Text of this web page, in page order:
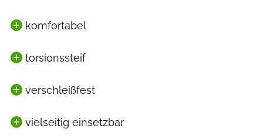
komfortabel
torsionssteif
verschleißfest
vielseitig einsetzbar